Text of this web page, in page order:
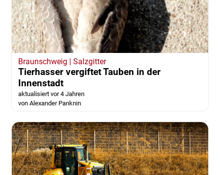
Braunschweig | Salzgitter
Tierhasser vergiftet Tauben in der
Innenstadt
aktualisiert vor 4 Jahren
von Alexander Panknin